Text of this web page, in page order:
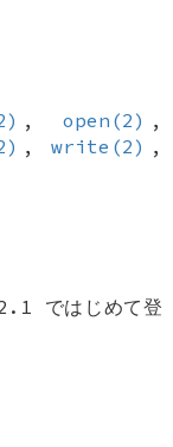
, open(2) ,
, write(2) ,
ではじめて登